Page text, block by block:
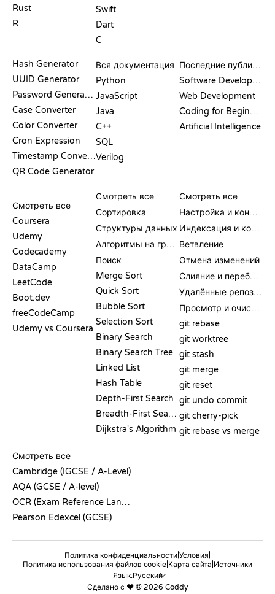
Rust
R
Swift
Dart
C
Hash Generator
UUID Generator
Password Generator
Case Converter
Color Converter
Cron Expression
Timestamp Converter
QR Code Generator
Вся документация
Python
JavaScript
Java
C++
SQL
Verilog
Последние публикации
Software Development
Web Development
Coding for Beginners
Artificial Intelligence
Смотреть все
Coursera
Udemy
Codecademy
DataCamp
LeetCode
Boot.dev
freeCodeCamp
Udemy vs Coursera
Смотреть все
Сортировка
Структуры данных
Алгоритмы на графах
Поиск
Merge Sort
Quick Sort
Bubble Sort
Selection Sort
Binary Search
Binary Search Tree
Linked List
Hash Table
Depth-First Search
Breadth-First Search
Dijkstra's Algorithm
Смотреть все
Настройка и конфигурация
Индексация и коммит
Ветвление
Отмена изменений
Слияние и перебазирование
Удалённые репозитории
Просмотр и очистка
git rebase
git worktree
git stash
git merge
git reset
git undo commit
git cherry-pick
git rebase vs merge
Смотреть все
Cambridge (IGCSE / A-Level)
AQA (GCSE / A-level)
OCR (Exam Reference Language)
Pearson Edexcel (GCSE)
Политика конфиденциальности Условия
Политика использования файлов cookie Карта сайта Источники
Язык:
Сделано с ❤️ © 2026 Coddy